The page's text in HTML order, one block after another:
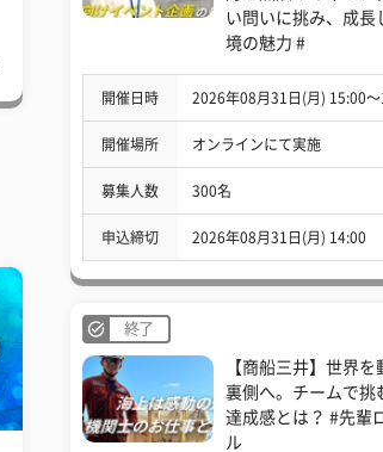
い問いに挑み、成長
境の魅力 #
開催日時 2026年08月31日(月) 15:00〜
開催場所 オンラインにて実施
募集人数 300名
申込締切 2026年08月31日(月) 14:00
終了
【商船三井】世界を
裏側へ。チームで挑
達成感とは？ #先輩
ル